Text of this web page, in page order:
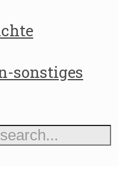
sonstiges